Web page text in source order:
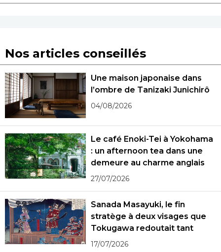
Nos articles conseillés
Une maison japonaise dans
l’ombre de Tanizaki Junichirô
04/08/2026
Le café Enoki-Tei à Yokohama
: un afternoon tea dans une
demeure au charme anglais
27/07/2026
Sanada Masayuki, le fin
stratège à deux visages que
Tokugawa redoutait tant
17/07/2026